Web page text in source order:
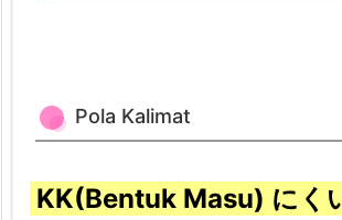
2.
2.
P
e
Pola Kalimat
KK(Bentuk Masu) にく